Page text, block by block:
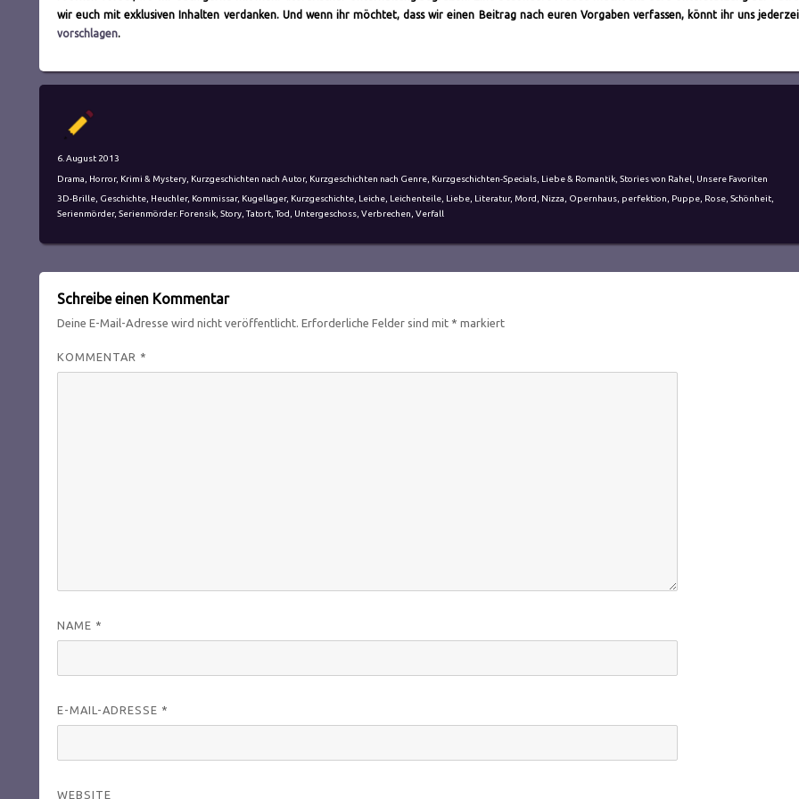
wir euch mit exklusiven Inhalten verdanken. Und wenn ihr möchtet, dass wir einen Beitrag nach euren Vorgaben verfassen, könnt ihr uns
vorschlagen.
Veröffentlicht
6. August 2013
Kategorien
Drama Horror, Krimi & Mystery Kurzgeschichten nach Autor, Kurzgeschichten nach Genre Kurzgeschichten-Specials Liebe & Romantik Stories von Rahel
Unsere Favoriten
Schlagwörter
3D-Brille Geschichte Heuchler, Kommissar, Kugellager, Kurzgeschichte Leiche Leichenteile Liebe Literatur, Mord Nizza Opernhaus perfektion Puppe Rose Schönheit
Serienmörder, Serienmörder. Forensik Story ,Tatort ,Tod Untergeschoss Verbrechen Verfall
Schreibe einen Kommentar
Deine E-Mail-Adresse wird nicht veröffentlicht. Erforderliche Felder sind mit * markiert
KOMMENTAR *
NAME *
E-MAIL-ADRESSE *
WEBSITE